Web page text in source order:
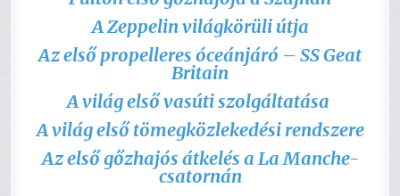
A Zeppelin világkörüli útja
Az első propelleres óceánjáró – SS Geat
Britain
A világ első vasúti szolgáltatása
A világ első tömegközlekedési rendszere
Az első gőzhajós átkelés a La Manche-
csatornán